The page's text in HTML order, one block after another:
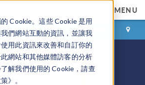
Cookie。這些 Cookie 是用
們網站互動的資訊，並讓我
用此資訊來改善和自訂你的
網站和其他媒體訪客的分析
解我們使用的 Cookie，請查
》。
MENU
登录 咨询与购买